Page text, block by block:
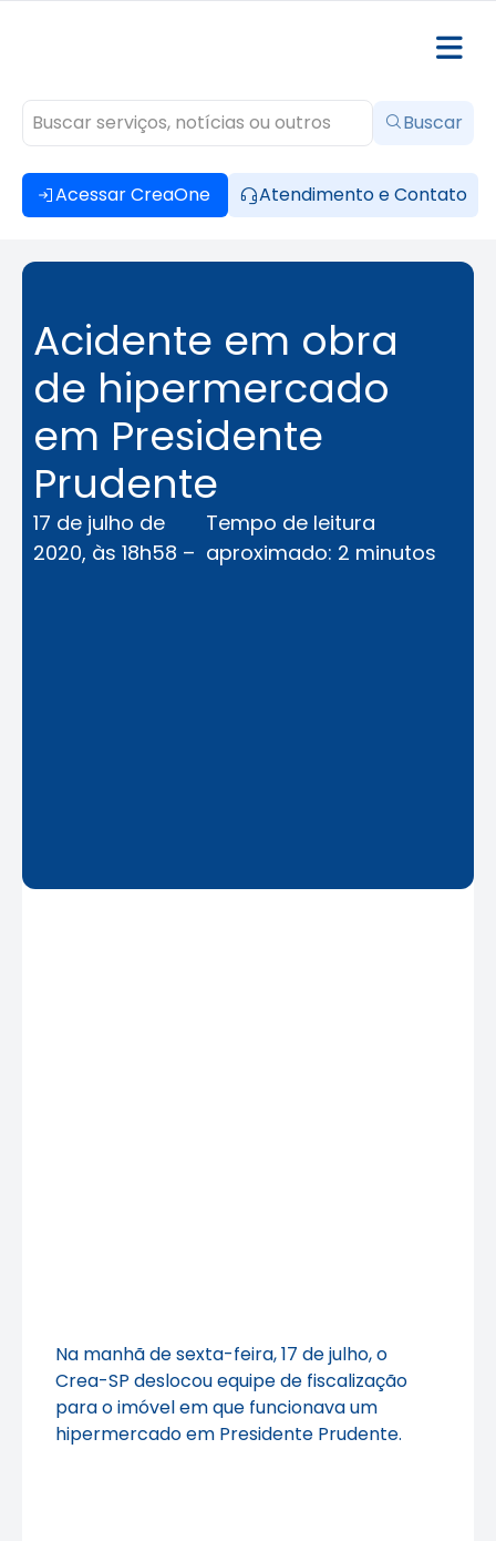
Acessar CreaOne Atendimento e Contato
Buscar
Acidente em obra
de hipermercado
em Presidente
Prudente
17 de julho de
2020, às 18h58 –
Tempo de leitura
aproximado: 2 minutos
Na manhã de sexta-feira, 17 de julho, o
Crea-SP deslocou equipe de fiscalização
para o imóvel em que funcionava um
hipermercado em Presidente Prudente.